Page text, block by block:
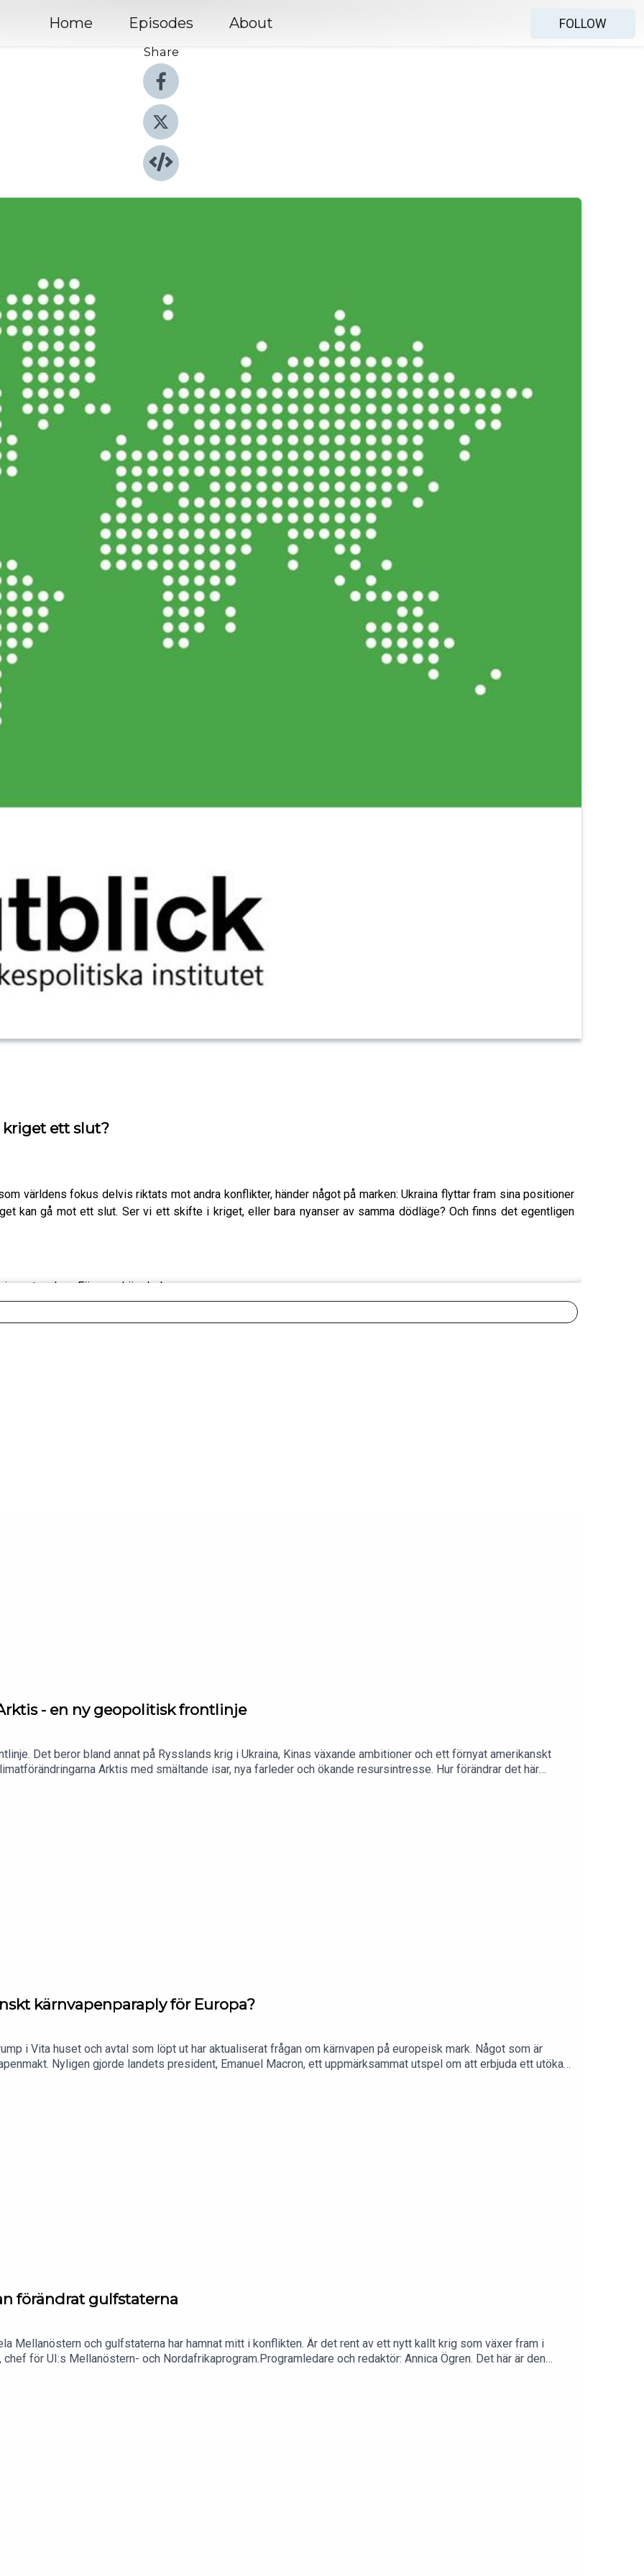
Home Episodes About
FOLLOW
Share
ett slut?
världens fokus delvis riktats mot andra konflikter, händer något på marken: Ukraina flyttar fram sina positioner
kan gå mot ett slut. Ser vi ett skifte i kriget, eller bara nyanser av samma dödläge? Och finns det egentligen
Försvarshögskolan.
- en ny geopolitisk frontlinje
Det beror bland annat på Rysslands krig i Ukraina, Kinas växande ambitioner och ett förnyat amerikanskt
Arktis med smältande isar, nya farleder och ökande resursintresse. Hur förändrar det här
väntar?Medverkande:Neil Melvin, programchef för Arktisprogrammet på Utrikespolitiska
kärnvapenparaply för Europa?
i Vita huset och avtal som löpt ut har aktualiserat frågan om kärnvapen på europeisk mark. Något som är
Nyligen gjorde landets president, Emanuel Macron, ett uppmärksammat utspel om att erbjuda ett utökat
länder. Men vad betyder egentligen förslaget i praktiken? å vilka alternativ finns för Europa?
Utrikespolitiska institutet.Programledare och redaktör: Annica Ögren.
förändrat gulfstaterna
Mellanöstern och gulfstaterna har hamnat mitt i konflikten. Är det rent av ett nytt kallt krig som växer fram i
för UI:s Mellanöstern- och Nordafrikaprogram.Programledare och redaktör: Annica Ögren. Det här är den
institutets podd Utblick, med tre nya profiler på UI om tre geopolitiska spaningar.